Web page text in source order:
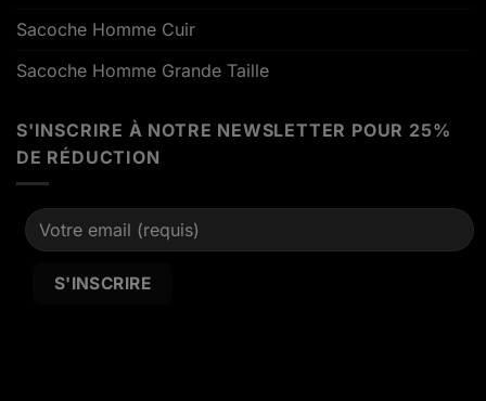
Sacoche Homme Cuir
Sacoche Homme Grande Taille
S'INSCRIRE À NOTRE NEWSLETTER POUR 25%
DE RÉDUCTION